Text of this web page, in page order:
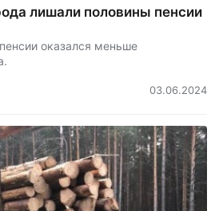
лишали половины пенсии
оказался меньше
03.06.2024